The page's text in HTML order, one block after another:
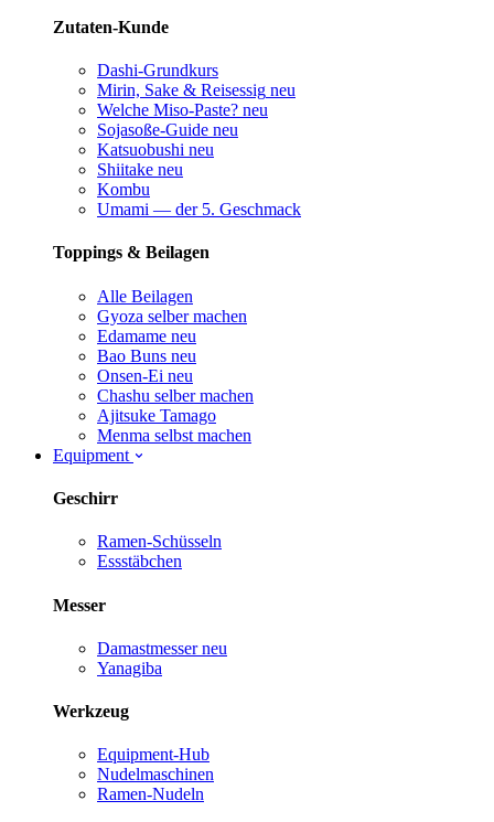
Zutaten-Kunde
Dashi-Grundkurs
Mirin, Sake & Reisessig neu
Welche Miso-Paste? neu
Sojasoße-Guide neu
Katsuobushi neu
Shiitake neu
Kombu
Umami — der 5. Geschmack
Toppings & Beilagen
Alle Beilagen
Gyoza selber machen
Edamame neu
Bao Buns neu
Onsen-Ei neu
Chashu selber machen
Ajitsuke Tamago
Menma selbst machen
Equipment
Geschirr
Ramen-Schüsseln
Essstäbchen
Messer
Damastmesser neu
Yanagiba
Werkzeug
Equipment-Hub
Nudelmaschinen
Ramen-Nudeln